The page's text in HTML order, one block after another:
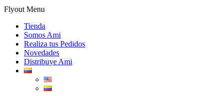
Flyout Menu
Tienda
Somos Ami
Realiza tus Pedidos
Novedades
Distribuye Ami